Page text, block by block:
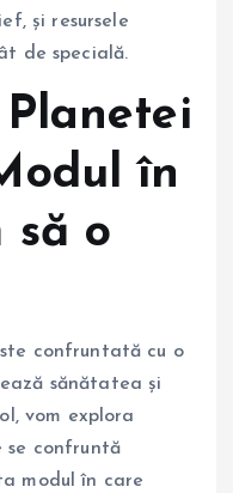
și resursele
de specială.
în
să o
confruntată cu o
sănătatea și
vom explora
se confruntă
modul în care